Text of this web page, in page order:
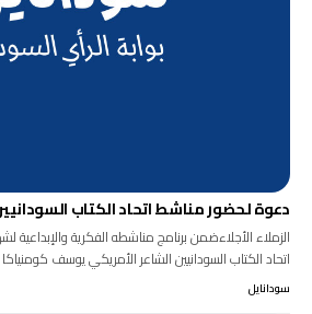
دعوة لحضور مناشط اتحاد الكتاب
اتحاد الكتاب السودانيين الشاعر الأمريكي يوسف
سودانايل